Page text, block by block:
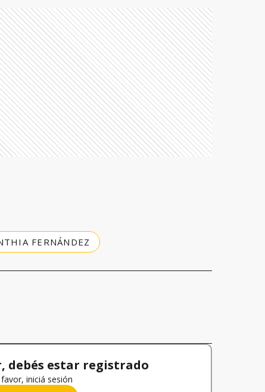
FERNÁNDEZ
debés estar registrado
iniciá sesión